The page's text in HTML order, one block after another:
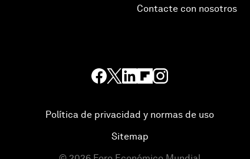
Contacte con nosotros
Política de privacidad y normas de uso
Sitemap